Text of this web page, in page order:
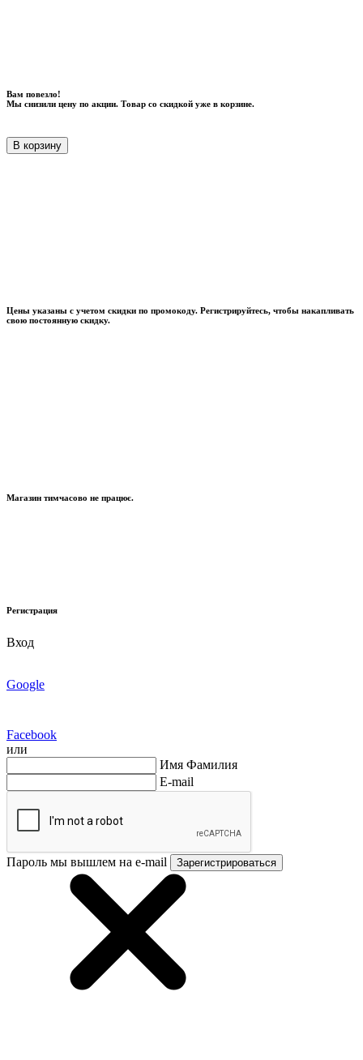
Вам повезло!
Мы снизили цену по акции. Товар со скидкой уже в корзине.
В корзину
Цены указаны с учетом скидки по промокоду. Регистрируйтесь, чтобы накапливать
свою постоянную скидку.
Магазин тимчасово не працює.
Регистрация
Вход
Google
Facebook
или
Имя Фамилия
E-mail
Пароль мы вышлем на e-mail Зарегистрироваться